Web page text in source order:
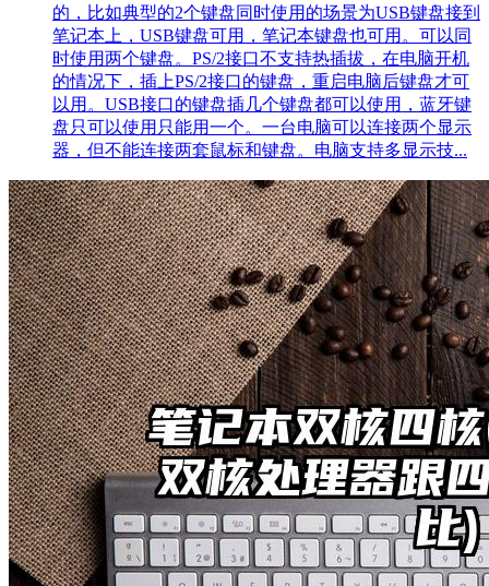
的，比如典型的2个键盘同时使用的场景为USB键盘接到
笔记本上，USB键盘可用，笔记本键盘也可用。可以同
时使用两个键盘。PS/2接口不支持热插拔，在电脑开机
的情况下，插上PS/2接口的键盘，重启电脑后键盘才可
以用。USB接口的键盘插几个键盘都可以使用，蓝牙键
盘只可以使用只能用一个。一台电脑可以连接两个显示
器，但不能连接两套鼠标和键盘。电脑支持多显示技...